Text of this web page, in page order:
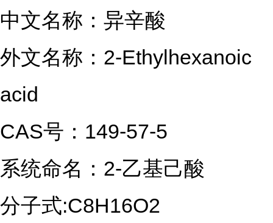
中文名称：异辛酸
外文名称：2-Ethylhexanoic
acid
CAS号：149-57-5
系统命名：2-乙基己酸
分子式:C8H16O2